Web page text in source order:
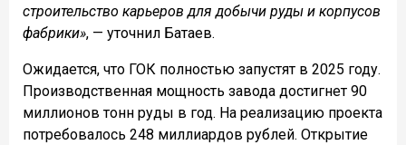
строительство карьеров для добычи руды и корпусов
фабрики», — уточнил Батаев.
Ожидается, что ГОК полностью запустят в 2025 году.
Производственная мощность завода достигнет 90
миллионов тонн руды в год. На реализацию проекта
потребовалось 248 миллиардов рублей. Открытие